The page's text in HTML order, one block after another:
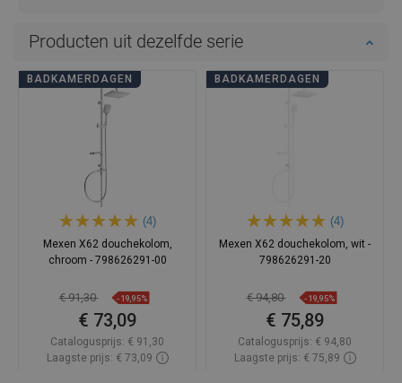
Producten uit dezelfde serie
BADKAMERDAGEN
(4)
Mexen X62 douchekolom,
chroom - 798626291-00
€ 91,30 -19,95%
€ 73,09
Catalogusprijs: € 91,30
Laagste prijs: € 73,09
BADKAMERDAGEN
(4)
Mexen X62 douchekolom, wit -
798626291-20
€ 94,80 -19,95%
€ 75,89
Catalogusprijs: € 94,80
Laagste prijs: € 75,89